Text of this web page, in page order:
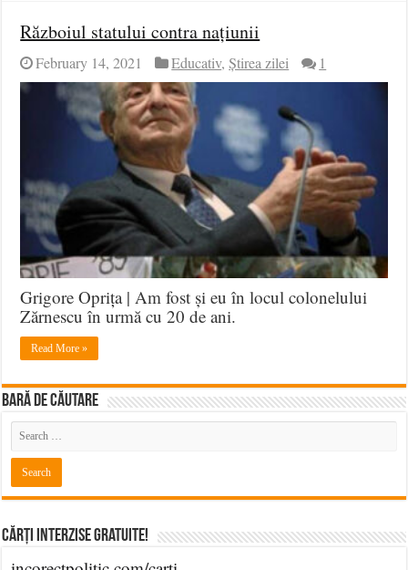
Războiul statului contra națiunii
February 14, 2021 Educativ,Știrea zilei 1
Grigore Oprița | Am fost și eu în locul colonelului
Zărnescu în urmă cu 20 de ani.
Read More »
BARĂ DE CĂUTARE
Cărți Interzise Gratuite!